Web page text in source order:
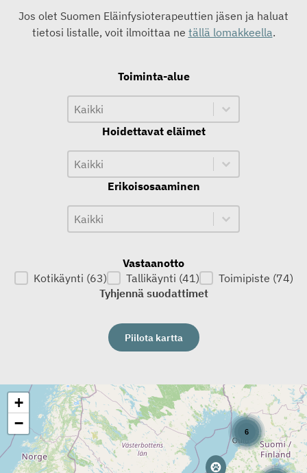
Jos olet Suomen Eläinfysioterapeuttien jäsen ja haluat
tietosi listalle, voit ilmoittaa ne tällä lomakkeella.
Toiminta-alue
Toiminta-alue
Toiminta-alue
Toiminta-alue
Hoidettavat eläimet
Hoidettavat eläimet
Hoidettavat eläimet
Hoidettavat eläimet
Erikoisosaaminen
Erikoisosaaminen
Erikoisosaaminen
Erikoisosaaminen
Vastaanotto
Vastaanotto
Kotikäynti (63) Tallikäynti (41) Toimipiste (74)
Tyhjennä suodattimet
Piilota kartta
Kartta
6
+
−